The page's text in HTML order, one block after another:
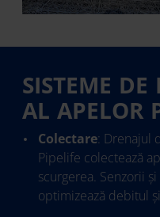
SISTEME
AL APELOR
Colectare: Drenajul
Pipelife colectează
scurgerea. Senzorii
optimizează debitul